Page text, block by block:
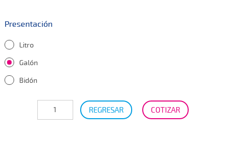
Presentación
Litro
Galón
Bidón
REGRESAR COTIZAR